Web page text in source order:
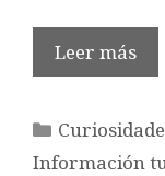
Leer más
Categorías
Información